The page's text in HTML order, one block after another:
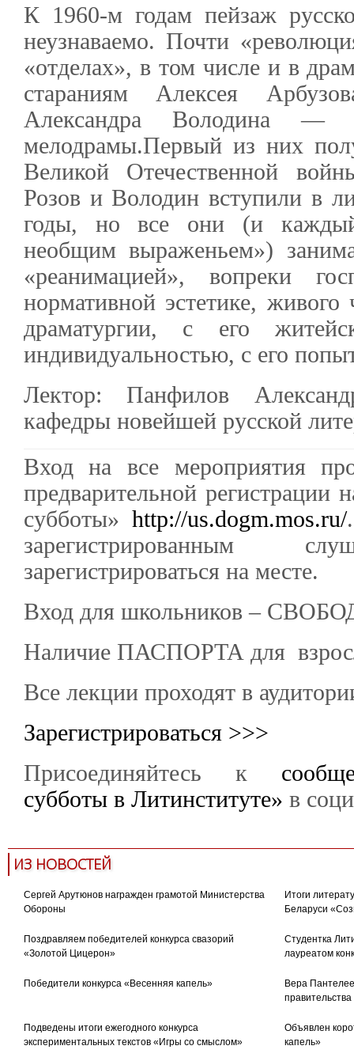
К 1960-м годам пейзаж
неузнаваемо. Почти
«отделах», в том числе и в
стараниям Алексея
Александра Володина —
мелодрамы.Первый из них
Великой Отечественной
Розов и Володин вступили в
годы, но все они (и
необщим выраженьем»)
«реанимацией», вопреки
нормативной эстетике, живого
драматургии, с его
индивидуальностью, с его
Лектор: Панфилов
кафедры новейшей русской
Вход на все мероприятия
предварительной регистрации
субботы»http://us.dogm.mos.ru/
зарегистрированным
зарегистрироваться на месте.
Вход для школьников –
Наличие ПАСПОРТА для
Все лекции проходят в
Зарегистрироваться >>>
Присоединяйтесь к
субботы в Литинституте» в
ИЗ НОВОСТЕЙ
Сергей Арутюнов награжден грамотой Министерства
Обороны
Итоги
Беларуси
Поздравляем победителей конкурса свазорий
«Золотой Цицерон»
Студентка
лауреатом
Победители конкурса «Весенняя капель»
Вера
Подведены итоги ежегодного конкурса
экспериментальных текстов «Игры со смыслом»
Объявлен
капель»